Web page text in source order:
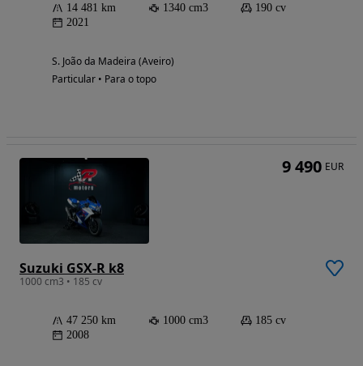
14 481 km 1340 cm3
190 cv
2021
S. João da Madeira (Aveiro)
Particular • Para o topo
Suzuki GSX-R k8
1000 cm3 • 185 cv
47 250 km 1000 cm3
185 cv
2008
9 490 EUR